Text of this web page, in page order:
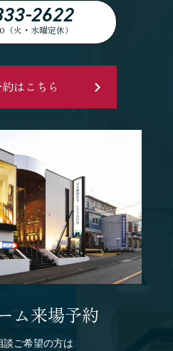
2622
火・水曜定休）
はこちら
ム来場予約
談ご希望の方は